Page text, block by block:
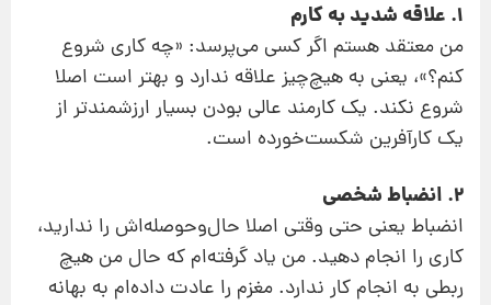
1. علاقه شدید به کارم
من معتقد هستم اگر کسی می‌پرسد: «چه کاری شروع
کنم؟»، یعنی به هیچ‌چیز علاقه ندارد و بهتر است اصلا
شروع نکند. یک کارمند عالی بودن بسیار ارزشمندتر از
یک کارآفرین شکست‌خورده است.
2. انضباط شخصی
انضباط یعنی حتی وقتی اصلا حال‌وحوصله‌اش را ندارید،
کاری را انجام دهید. من یاد گرفته‌ام که حال من هیچ
ربطی به انجام کار ندارد. مغزم را عادت داده‌ام به بهانه